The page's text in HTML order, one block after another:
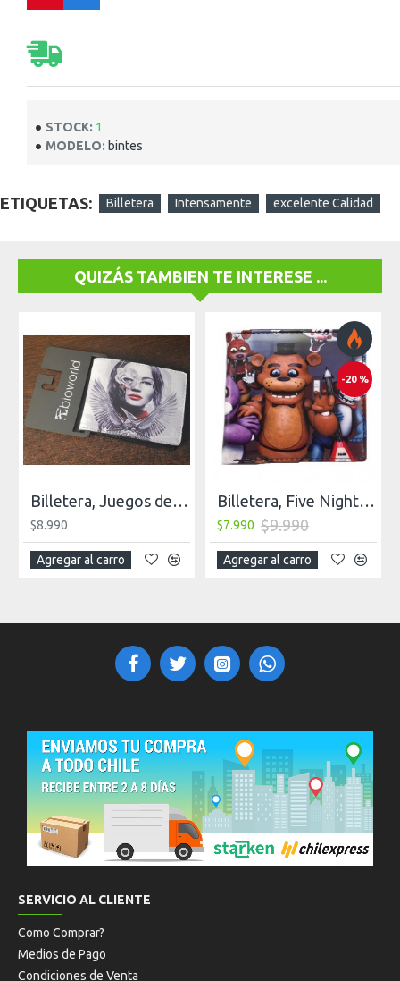
STOCK: 1
MODELO: bintes
ETIQUETAS: Billetera Intensamente excelente Calidad
QUIZÁS TAMBIEN TE INTERESE ...
Billetera, Juegos del Hambre, Similar al Cuero
$8.990
Agregar al carro
-20 %
Billetera, Five Night Freddy, Excelente Calidad
$7.990 $9.990
Agregar al carro
SERVICIO AL CLIENTE
Como Comprar?
Medios de Pago
Condiciones de Venta